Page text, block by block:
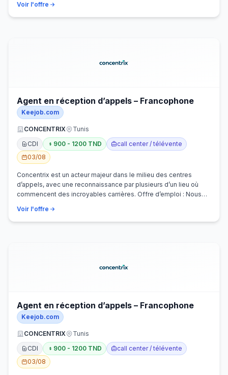
Voir l'offre
Agent en réception d’appels – Francophone
Keejob.com
CONCENTRIX
Tunis
CDI
900 - 1200 TND
call center / télévente
03/08
Concentrix est un acteur majeur dans le milieu des centres
d’appels, avec une reconnaissance par plusieurs d’un lieu où
commencent des incroyables carrières. Offre d’emploi : Nous
Voir l'offre
Agent en réception d’appels – Francophone
Keejob.com
CONCENTRIX
Tunis
CDI
900 - 1200 TND
call center / télévente
03/08